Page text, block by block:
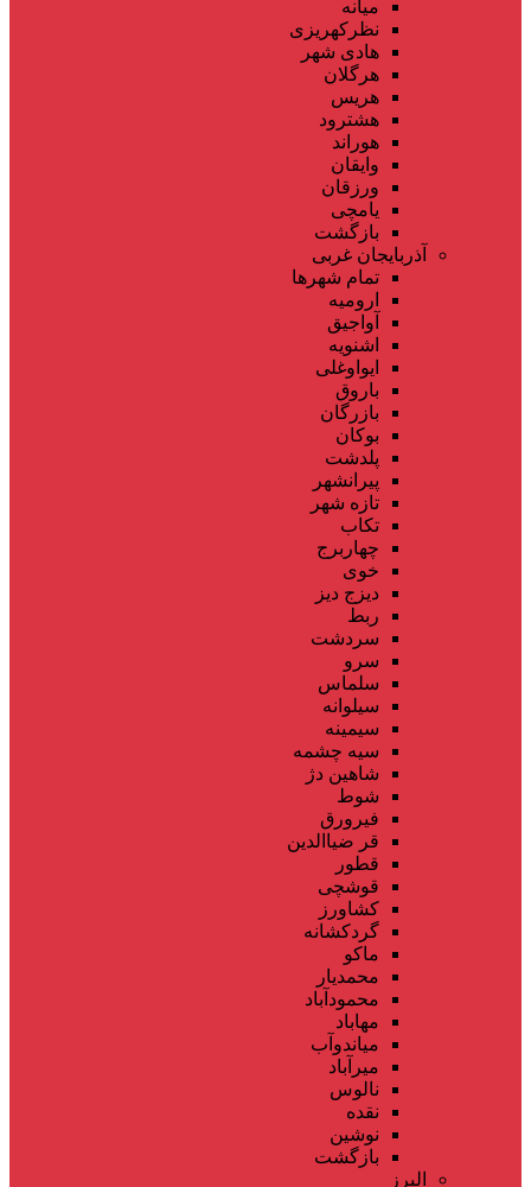
میانه
نظرکهریزی
هادی شهر
هرگلان
هریس
هشترود
هوراند
وایقان
ورزقان
یامچی
بازگشت
آذربایجان غربی
تمام شهر‌ها
ارومیه
آواجیق
اشنویه
ایواوغلی
باروق
بازرگان
بوکان
پلدشت
پیرانشهر
تازه شهر
تکاب
چهاربرج
خوی
دیزج دیز
ربط
سردشت
سرو
سلماس
سیلوانه
سیمینه
سیه چشمه
شاهین دژ
شوط
فیرورق
قر ضیاالدین
قطور
قوشچی
کشاورز
گردکشانه
ماکو
محمدیار
محمودآباد
مهاباد
میاندوآب
میرآباد
نالوس
نقده
نوشین
بازگشت
البرز